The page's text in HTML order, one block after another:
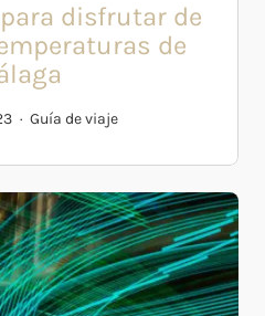
disfrutar de
de
Guía de viaje